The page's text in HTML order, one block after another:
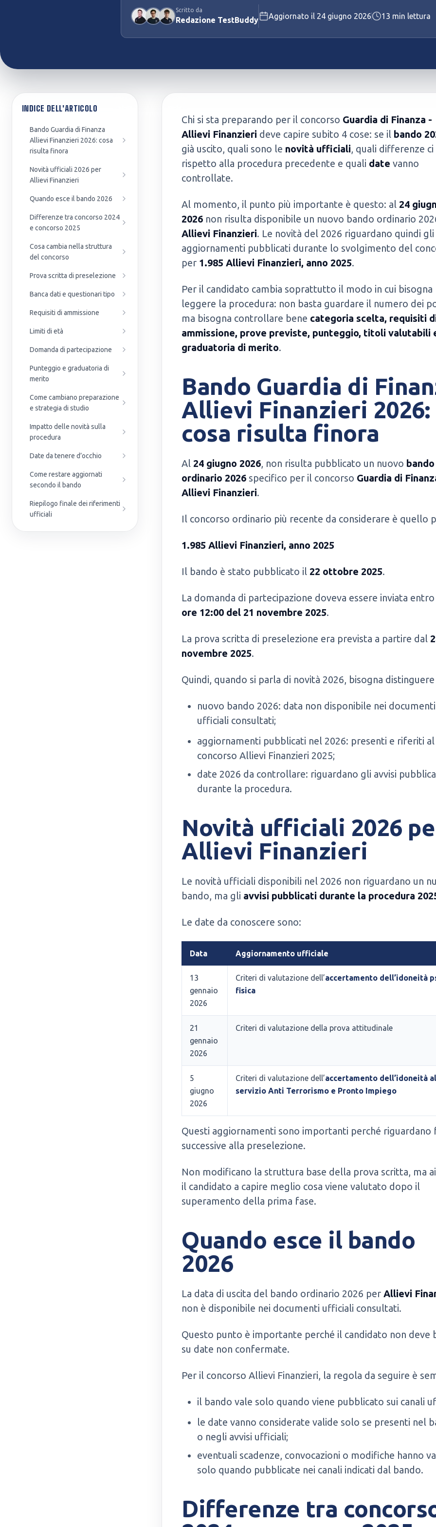
Test Professioni Sanitarie
Preparazione Concorsi
Enti, agenzie e amministrazioni
Polizia Penitenziaria
Vigili del Fuoco
Vedi tutti i concorsi disponibili
Scritto da
Redazione TestBuddy Aggiornato il 24 giugno 2026 13 min lettura
INDICE DELL'ARTICOLO
Bando Guardia di Finanza
Allievi Finanzieri 2026: cosa
risulta finora
Novità ufficiali 2026 per
Allievi Finanzieri
Quando esce il bando 2026
Differenze tra concorso 2024
e concorso 2025
Cosa cambia nella struttura
del concorso
Prova scritta di preselezione
Banca dati e questionari tipo
Requisiti di ammissione
Limiti di età
Domanda di partecipazione
Punteggio e graduatoria di
merito
Come cambiano preparazione
e strategia di studio
Impatto delle novità sulla
procedura
Date da tenere d’occhio
Come restare aggiornati
secondo il bando
Riepilogo finale dei riferimenti
ufficiali
Chi si sta preparando per il concorso Guardia di Finanza -
Allievi Finanzieri deve capire subito 4 cose: se il bando
già uscito, quali sono le novità ufficiali, quali differenze ci
rispetto alla procedura precedente e quali date vanno
controllate.
Al momento, il punto più importante è questo: al 24
2026 non risulta disponibile un nuovo bando ordinario
Allievi Finanzieri. Le novità del 2026 riguardano quindi gli
aggiornamenti pubblicati durante lo svolgimento del
per 1.985 Allievi Finanzieri, anno 2025.
Per il candidato cambia soprattutto il modo in cui bisogna
leggere la procedura: non basta guardare il numero dei
ma bisogna controllare bene categoria scelta, requisiti
ammissione, prove previste, punteggio, titoli valutabili
graduatoria di merito.
Bando Guardia di
Allievi Finanzieri 2026:
cosa risulta finora
Al 24 giugno 2026, non risulta pubblicato un nuovo bando
ordinario 2026 specifico per il concorso Guardia di
Allievi Finanzieri.
Il concorso ordinario più recente da considerare è quello
1.985 Allievi Finanzieri, anno 2025
Il bando è stato pubblicato il 22 ottobre 2025.
La domanda di partecipazione doveva essere inviata
ore 12:00 del 21 novembre 2025.
La prova scritta di preselezione era prevista a partire dal
novembre 2025.
Quindi, quando si parla di novità 2026, bisogna
nuovo bando 2026: data non disponibile nei documenti
ufficiali consultati;
aggiornamenti pubblicati nel 2026: presenti e riferiti al
concorso Allievi Finanzieri 2025;
date 2026 da controllare: riguardano gli avvisi
durante la procedura.
Novità ufficiali 2026
Allievi Finanzieri
Le novità ufficiali disponibili nel 2026 non riguardano un
bando, ma gli avvisi pubblicati durante la procedura
Le date da conoscere sono:
Data Aggiornamento ufficiale
13
gennaio
2026
Criteri di valutazione dell’accertamento dell’idoneità
fisica
21
gennaio
2026
Criteri di valutazione della prova attitudinale
5
giugno
2026
Criteri di valutazione dell’accertamento dell’idoneità al
servizio Anti Terrorismo e Pronto Impiego
Questi aggiornamenti sono importanti perché riguardano
successive alla preselezione.
Non modificano la struttura base della prova scritta, ma
il candidato a capire meglio cosa viene valutato dopo il
superamento della prima fase.
Quando esce il bando
2026
La data di uscita del bando ordinario 2026 per Allievi
non è disponibile nei documenti ufficiali consultati.
Questo punto è importante perché il candidato non deve
su date non confermate.
Per il concorso Allievi Finanzieri, la regola da seguire è
il bando vale solo quando viene pubblicato sui canali
le date vanno considerate valide solo se presenti nel
o negli avvisi ufficiali;
eventuali scadenze, convocazioni o modifiche hanno
solo quando pubblicate nei canali indicati dal bando.
Differenze tra